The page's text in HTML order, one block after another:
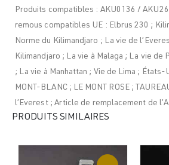
Produits compatibles : AKU0136 /
remous compatibles UE : Elbrus 230 ;
Norme du Kilimandjaro ; La vie de
Kilimandjaro ; La vie à Malaga ; La vie de
; La vie à Manhattan ; Vie de Lima ; États-
MONT-BLANC ; LE MONT ROSE ;
l’Everest ; Article de remplacement de
PRODUITS SIMILAIRES